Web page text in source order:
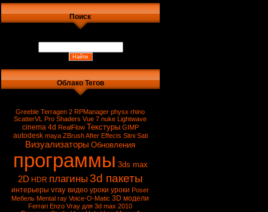
Поиск
Облако Тегов
Greeble Terragen 2 RPManager physx rhino
ScatterVL Pro Shaders Vue 7 nuke Lightwave
cinema 4d RealFlow Текстуры GIMP
autodesk maya ZBrushAfter Effects Sitni Sati
Визуализаторы Обновления
программы 3ds max
2D HDR плагины 3d пакеты
интерьеры vray видео уроки уроки Poser
Мебель Mental ray Voice-O-Matic 3D модели
Ferrari Enzo Vray для 3d max 2010